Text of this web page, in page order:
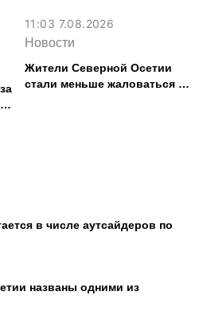
в числе аутсайдеров по
названы одними из
11:03 7.08.2026
Новости
Жители Северной Осетии
стали меньше жаловаться на